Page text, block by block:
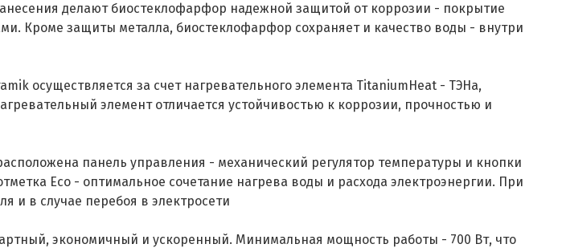
делают биостеклофарфор надежной защитой от коррозии - покрытие
Кроме защиты металла, биостеклофарфор сохраняет и качество воды - внутри
осуществляется за счет нагревательного элемента TitaniumHeat - ТЭНа,
элемент отличается устойчивостью к коррозии, прочностью и
панель управления - механический регулятор температуры и кнопки
Eco - оптимальное сочетание нагрева воды и расхода электроэнергии. При
и в случае перебоя в электросети
экономичный и ускоренный. Минимальная мощность работы - 700 Вт, что